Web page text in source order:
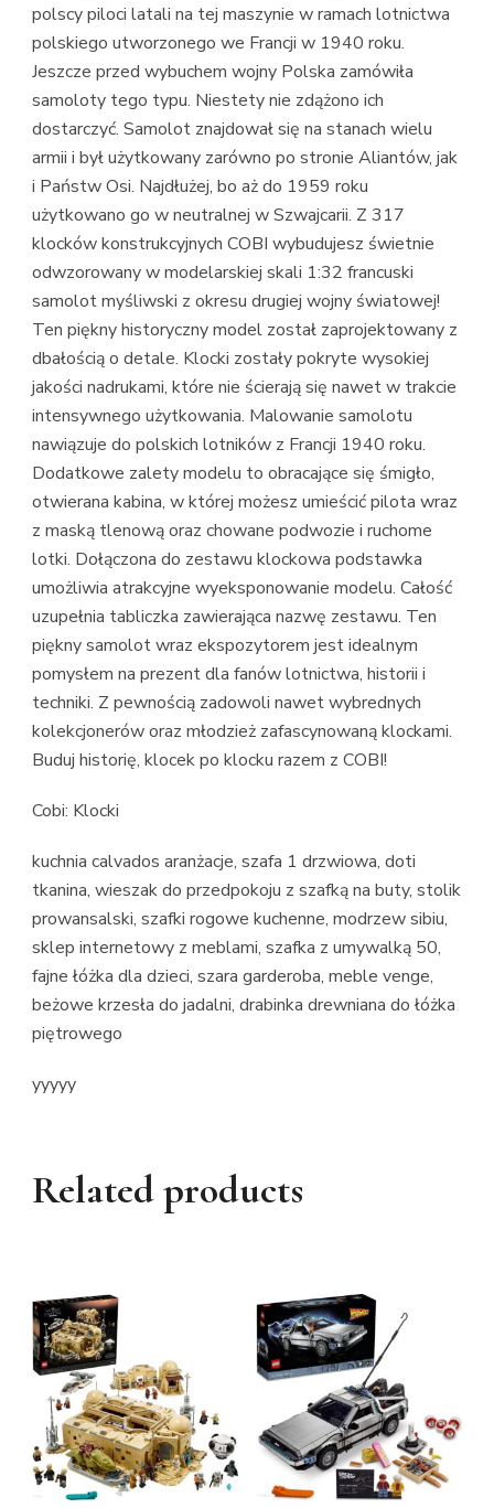
polscy piloci latali na tej maszynie w ramach lotnictwa
polskiego utworzonego we Francji w 1940 roku.
Jeszcze przed wybuchem wojny Polska zamówiła
samoloty tego typu. Niestety nie zdążono ich
dostarczyć. Samolot znajdował się na stanach wielu
armii i był użytkowany zarówno po stronie Aliantów, jak
i Państw Osi. Najdłużej, bo aż do 1959 roku
użytkowano go w neutralnej w Szwajcarii. Z 317
klocków konstrukcyjnych COBI wybudujesz świetnie
odwzorowany w modelarskiej skali 1:32 francuski
samolot myśliwski z okresu drugiej wojny światowej!
Ten piękny historyczny model został zaprojektowany z
dbałością o detale. Klocki zostały pokryte wysokiej
jakości nadrukami, które nie ścierają się nawet w trakcie
intensywnego użytkowania. Malowanie samolotu
nawiązuje do polskich lotników z Francji 1940 roku.
Dodatkowe zalety modelu to obracające się śmigło,
otwierana kabina, w której możesz umieścić pilota wraz
z maską tlenową oraz chowane podwozie i ruchome
lotki. Dołączona do zestawu klockowa podstawka
umożliwia atrakcyjne wyeksponowanie modelu. Całość
uzupełnia tabliczka zawierająca nazwę zestawu. Ten
piękny samolot wraz ekspozytorem jest idealnym
pomysłem na prezent dla fanów lotnictwa, historii i
techniki. Z pewnością zadowoli nawet wybrednych
kolekcjonerów oraz młodzież zafascynowaną klockami.
Buduj historię, klocek po klocku razem z COBI!
Cobi: Klocki
kuchnia calvados aranżacje, szafa 1 drzwiowa, doti
tkanina, wieszak do przedpokoju z szafką na buty, stolik
prowansalski, szafki rogowe kuchenne, modrzew sibiu,
sklep internetowy z meblami, szafka z umywalką 50,
fajne łóżka dla dzieci, szara garderoba, meble venge,
beżowe krzesła do jadalni, drabinka drewniana do łóżka
piętrowego
yyyyy
Related products